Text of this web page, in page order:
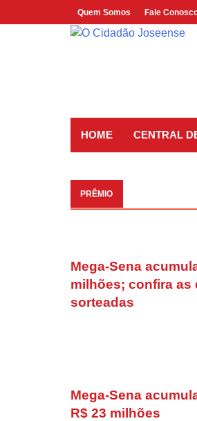
to
Quem Somos Fale
HOME CENTRAL
PRÊMIO
Mega-Sena
milhões; confira as
sorteadas
Mega-Sena
R$ 23 milhões